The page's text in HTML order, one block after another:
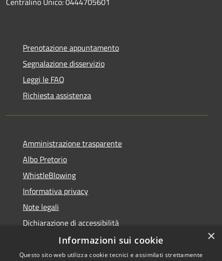
Prenotazione appuntamento
Segnalazione disservizio
Leggi le FAQ
Richiesta assistenza
Amministrazione trasparente
Albo Pretorio
WhistleBlowing
Informativa privacy
Note legali
Dichiarazione di accessibilità
×
Informazioni sui cookie
Questo sito web utilizza cookie tecnici e assimilati strettamente